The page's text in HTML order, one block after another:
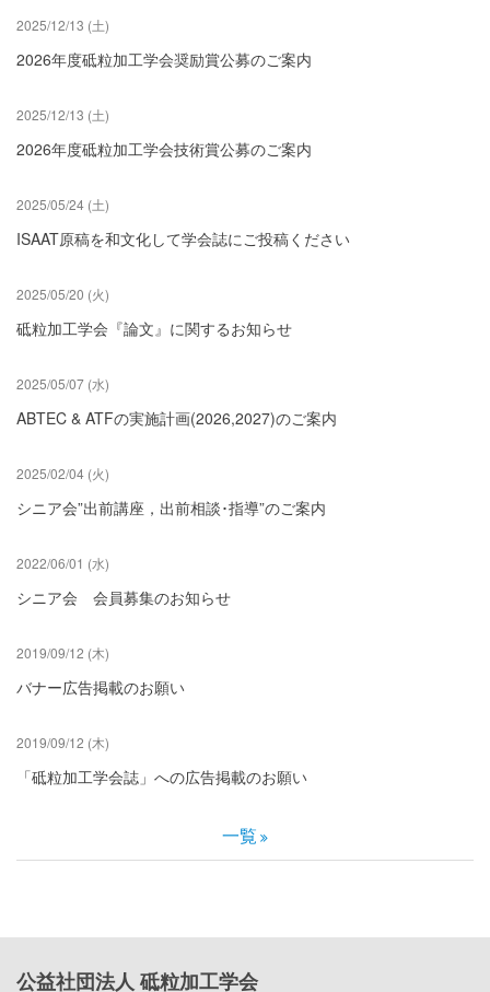
2025/12/13 (土)
2026年度砥粒加工学会奨励賞公募のご案内
2025/12/13 (土)
2026年度砥粒加工学会技術賞公募のご案内
2025/05/24 (土)
ISAAT原稿を和文化して学会誌にご投稿ください
2025/05/20 (火)
砥粒加工学会『論文』に関するお知らせ
2025/05/07 (水)
ABTEC & ATFの実施計画(2026,2027)のご案内
2025/02/04 (火)
シニア会”出前講座，出前相談･指導”のご案内
2022/06/01 (水)
シニア会 会員募集のお知らせ
2019/09/12 (木)
バナー広告掲載のお願い
2019/09/12 (木)
「砥粒加工学会誌」への広告掲載のお願い
一覧
公益社団法人 砥粒加工学会